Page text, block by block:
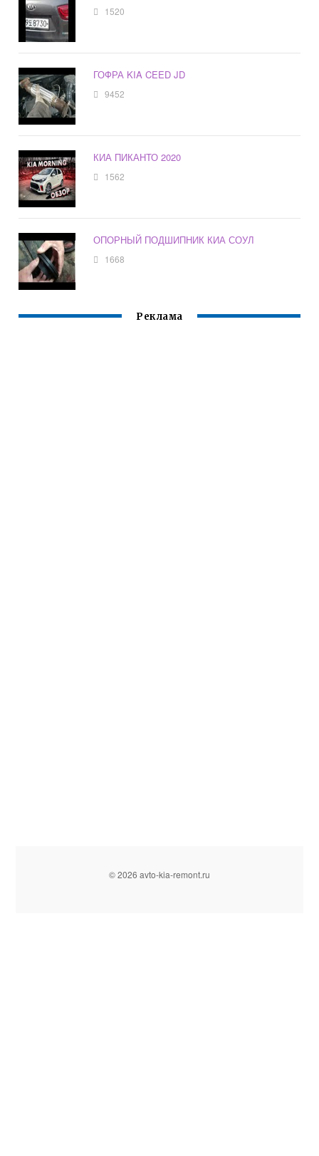
1520
ГОФРА KIA CEED JD
9452
КИА ПИКАНТО 2020
1562
ОПОРНЫЙ ПОДШИПНИК КИА СОУЛ
1668
Реклама
© 2026 avto-kia-remont.ru